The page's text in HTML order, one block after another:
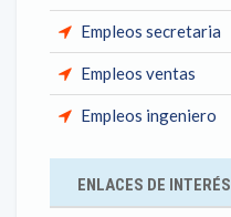
Empleos secretaria
Empleos ventas
Empleos ingeniero
ENLACES DE INTERÉS